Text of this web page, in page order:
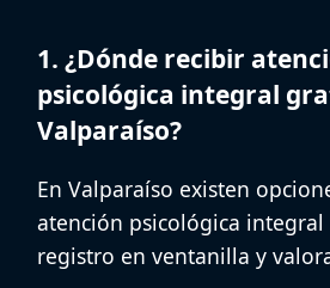
1. ¿Dónde recibir
psicológica integral
Valparaíso?
En Valparaíso existen
atención psicológica
registro en ventanilla y